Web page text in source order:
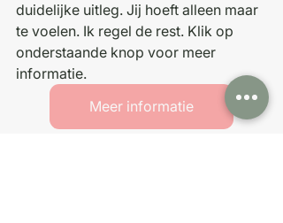
duidelijke uitleg. Jij hoeft alleen maar
te voelen. Ik regel de rest. Klik op
onderstaande knop voor meer
informatie.
Meer informatie